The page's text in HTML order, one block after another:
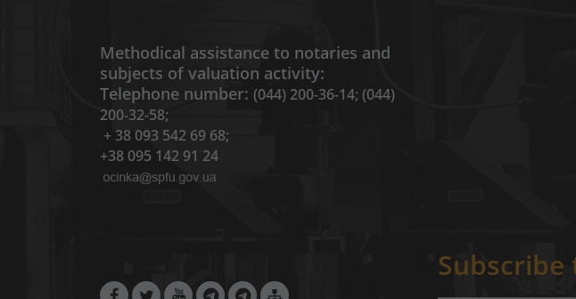
Methodical assistance to notaries and
subjects of valuation activity:
Telephone number: (044) 200-36-14; (044)
200-32-58;
+ 38 093 542 69 68;
+38 095 142 91 24
Subscribe